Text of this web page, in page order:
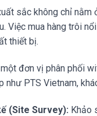
sắc không chỉ nằm
Việc mua hàng trôi
thiết bị.
đơn vị phân phối
như PTS Vietnam,
(Site Survey): Khảo